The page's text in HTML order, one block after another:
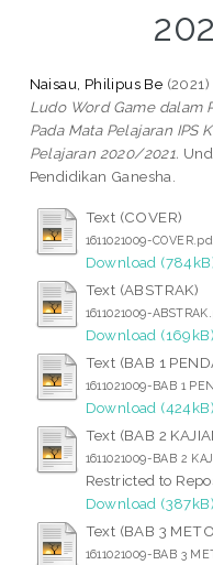
Naisau, Philipus Be (2021)
Ludo Word Game dalam
Pada Mata Pelajaran IPS
Pelajaran 2020/2021.
Pendidikan Ganesha.
Text (COVER)
1611021009-
Download
Text (ABSTRAK)
1611021009-
Download (169kB)
Text (BAB 1
1611021009-BAB 1
Download (424kB)
Text (BAB 2
1611021009-BAB 2
Restricted to
Download (387kB)
Text (BAB 3
1611021009-BAB 3